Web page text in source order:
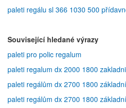
paleti regálu sl 366 1030 500
Související hledané výrazy
paleti pro polic regalum
paleti regalum dx 2000 1800
paleti regálům dx 2700 1800
paleti regálům dx 2700 1800